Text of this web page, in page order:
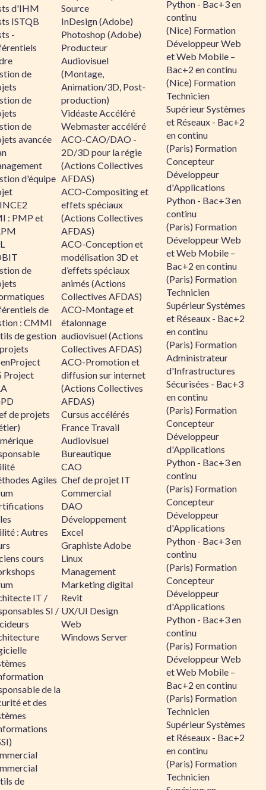
d'IHM
ISTQB
-
de
de
de
avancée
d'équipe
: PMP et
de
de
: CMMI
de gestion
Project
de projets
Agiles
: Autres
cours
IT /
SI /
de la
et des
de
Source
InDesign (Adobe)
Photoshop (Adobe)
Producteur
Audiovisuel
(Montage,
Animation/3D, Post-
production)
Vidéaste Accéléré
Webmaster accéléré
ACO-CAO/DAO -
2D/3D pour la régie
(Actions Collectives
AFDAS)
ACO-Compositing et
effets spéciaux
(Actions Collectives
AFDAS)
ACO-Conception et
modélisation 3D et
d’effets spéciaux
animés (Actions
Collectives AFDAS)
ACO-Montage et
étalonnage
audiovisuel (Actions
Collectives AFDAS)
ACO-Promotion et
diffusion sur internet
(Actions Collectives
AFDAS)
Cursus accélérés
France Travail
Audiovisuel
Bureautique
CAO
Chef de projet IT
Commercial
DAO
Développement
Excel
Graphiste Adobe
Linux
Management
Marketing digital
Revit
UX/UI Design
Web
Windows Server
Python - Bac+3 en
continu
(Nice) Formation
Développeur Web
et Web Mobile –
Bac+2 en continu
(Nice) Formation
Technicien
Supérieur Systèmes
et Réseaux - Bac+2
en continu
(Paris) Formation
Concepteur
Développeur
d'Applications
Python - Bac+3 en
continu
(Paris) Formation
Développeur Web
et Web Mobile –
Bac+2 en continu
(Paris) Formation
Technicien
Supérieur Systèmes
et Réseaux - Bac+2
en continu
(Paris) Formation
Administrateur
d'Infrastructures
Sécurisées - Bac+3
en continu
(Paris) Formation
Concepteur
Développeur
d'Applications
Python - Bac+3 en
continu
(Paris) Formation
Concepteur
Développeur
d'Applications
Python - Bac+3 en
continu
(Paris) Formation
Concepteur
Développeur
d'Applications
Python - Bac+3 en
continu
(Paris) Formation
Développeur Web
et Web Mobile –
Bac+2 en continu
(Paris) Formation
Technicien
Supérieur Systèmes
et Réseaux - Bac+2
en continu
(Paris) Formation
Technicien